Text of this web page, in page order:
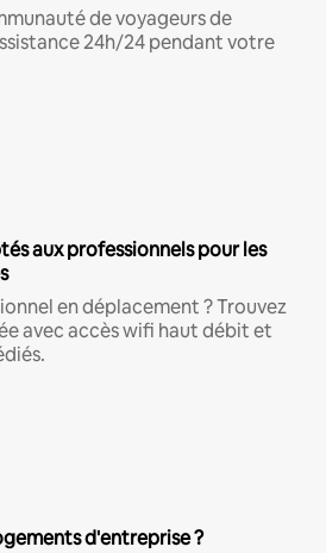
de voyageurs de
24h/24 pendant votre
aux professionnels pour les
en déplacement ? Trouvez
avec accès wifi haut débit et
d'entreprise ?